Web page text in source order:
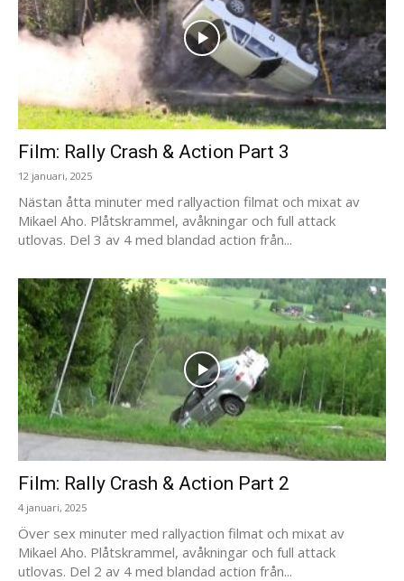
Film: Rally Crash & Action Part 3
12 januari, 2025
Nästan åtta minuter med rallyaction filmat och mixat av
Mikael Aho. Plåtskrammel, avåkningar och full attack
utlovas. Del 3 av 4 med blandad action från...
Film: Rally Crash & Action Part 2
4 januari, 2025
Över sex minuter med rallyaction filmat och mixat av
Mikael Aho. Plåtskrammel, avåkningar och full attack
utlovas. Del 2 av 4 med blandad action från...